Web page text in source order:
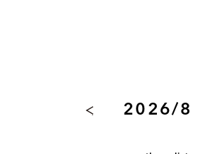
2026/8